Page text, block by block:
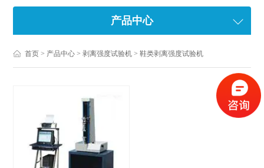
产品中心
首页 > 产品中心 >剥离强度试验机 >鞋类剥离强度试验机